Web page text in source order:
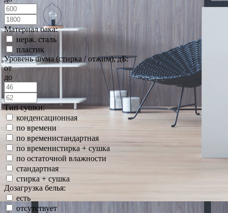
Материал бака:
нерж. сталь
пластик
Уровень шума (стирка / отжим), дБ:
от
до
Тип сушки:
конденсационная
по времени
по временистандартная
по временистирка + сушка
по остаточной влажности
стандартная
стирка + сушка
Дозагрузка белья:
есть
отсутствует